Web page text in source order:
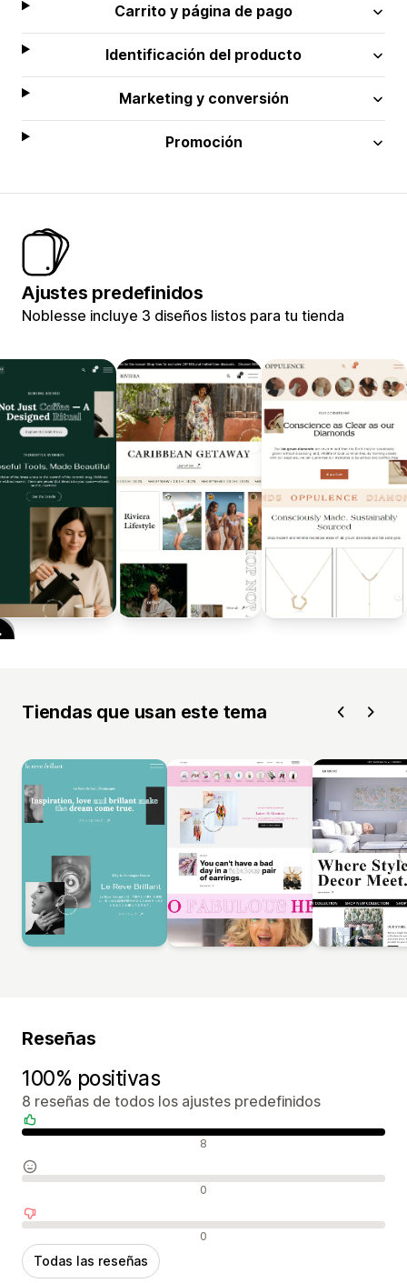
Carrito y página de pago
Identificación del producto
Marketing y conversión
Promoción
Ajustes predefinidos
Noblesse incluye 3 diseños listos para tu tienda
Tiendas que usan este tema
Reseñas
100% positivas
8 reseñas de todos los ajustes predefinidos
Reseñas positivas 8
Reseñas neutras 0
Reseñas negativas 0
Todas las reseñas